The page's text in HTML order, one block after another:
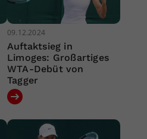
09.12.2024
Auftaktsieg in
Limoges: Großartiges
WTA-Debüt von
Tagger